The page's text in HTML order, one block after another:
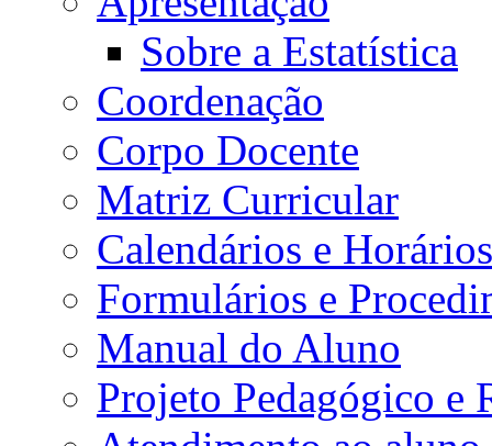
Sobre a Estatística
Coordenação
Corpo Docente
Matriz Curricular
Calendários e Horários
Formulários e
Manual do Aluno
Projeto Pedagógico e